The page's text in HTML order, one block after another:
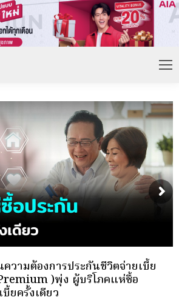
ย (กปว.) ประกาศเปิดรับสมัคร
ะแต่งตั้งให้ดำรงตำแหน่งผู้จัดการ
ภัย